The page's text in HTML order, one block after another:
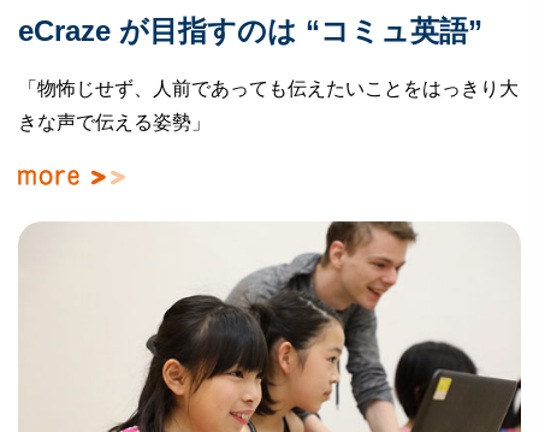
eCraze が目指すのは “コミュ英語”
「物怖じせず、人前であっても伝えたいことをはっきり大
きな声で伝える姿勢」